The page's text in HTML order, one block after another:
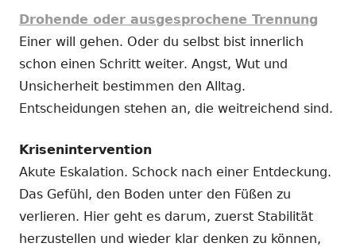
Drohende oder ausgesprochene Trennung
Einer will gehen. Oder du selbst bist innerlich
schon einen Schritt weiter. Angst, Wut und
Unsicherheit bestimmen den Alltag.
Entscheidungen stehen an, die weitreichend sind.
Krisenintervention
Akute Eskalation. Schock nach einer Entdeckung.
Das Gefühl, den Boden unter den Füßen zu
verlieren. Hier geht es darum, zuerst Stabilität
herzustellen und wieder klar denken zu können,